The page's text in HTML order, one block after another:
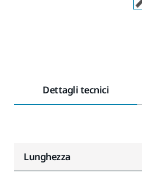
Dettagli tecnici
Lunghezza